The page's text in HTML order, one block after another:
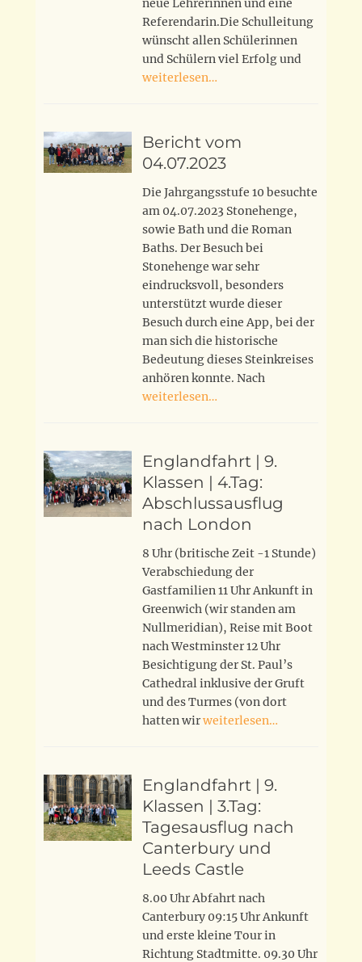
neue Lehrerinnen und eine
Referendarin.Die Schulleitung
wünscht allen Schülerinnen
und Schülern viel Erfolg und
weiterlesen…
Bericht vom
04.07.2023
Die Jahrgangsstufe 10 besuchte
am 04.07.2023 Stonehenge,
sowie Bath und die Roman
Baths. Der Besuch bei
Stonehenge war sehr
eindrucksvoll, besonders
unterstützt wurde dieser
Besuch durch eine App, bei der
man sich die historische
Bedeutung dieses Steinkreises
anhören konnte. Nach
weiterlesen…
Englandfahrt | 9.
Klassen | 4.Tag:
Abschlussausflug
nach London
8 Uhr (britische Zeit -1 Stunde)
Verabschiedung der
Gastfamilien 11 Uhr Ankunft in
Greenwich (wir standen am
Nullmeridian), Reise mit Boot
nach Westminster 12 Uhr
Besichtigung der St. Paul’s
Cathedral inklusive der Gruft
und des Turmes (von dort
hatten wirweiterlesen…
Englandfahrt | 9.
Klassen | 3.Tag:
Tagesausflug nach
Canterbury und
Leeds Castle
8.00 Uhr Abfahrt nach
Canterbury 09:15 Uhr Ankunft
und erste kleine Tour in
Richtung Stadtmitte. 09.30 Uhr